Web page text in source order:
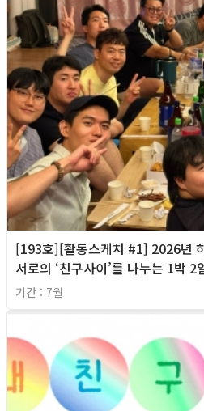
[193호][활동스케치 #1] 2026년
서로의 ‘친구사이’를 나누는 1박 2
기간 : 7월